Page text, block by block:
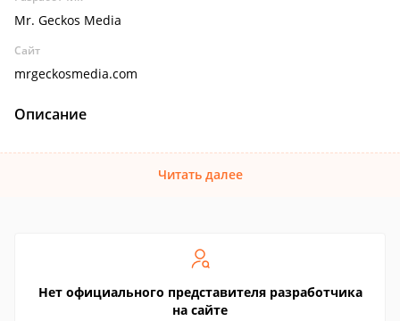
Mr. Geckos Media
Сайт
mrgeckosmedia.com
Описание
Читать далее
Нет официального представителя разработчика
на сайте